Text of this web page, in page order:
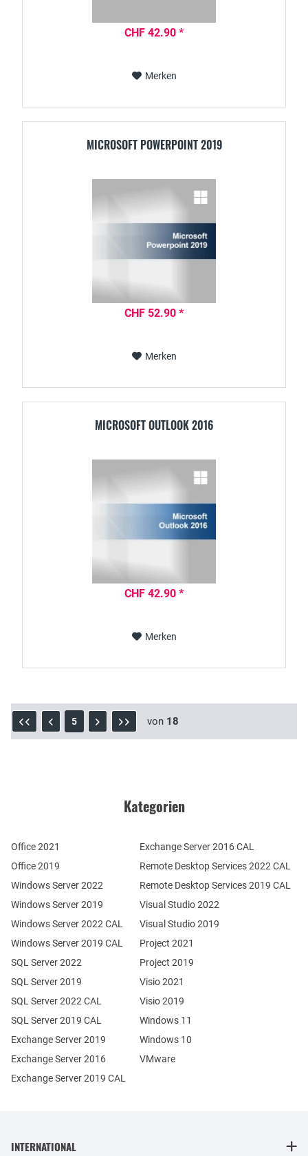
CHF 42.90 *
Merken
MICROSOFT POWERPOINT 2019
CHF 52.90 *
Merken
MICROSOFT OUTLOOK 2016
CHF 42.90 *
Merken
5 von 18
Kategorien
Office 2021
Office 2019
Windows Server 2022
Windows Server 2019
Exchange Server 2019
Exchange Server 2016
SQL Server 2022
SQL Server 2019
Windows Server 2022 CAL
Windows Server 2019 CAL
SQL Server 2022 CAL
SQL Server 2019 CAL
Remote Desktop Services 2022 CAL
Remote Desktop Services 2019 CAL
Exchange Server 2019 CAL
Exchange Server 2016 CAL
Visual Studio 2022
Visual Studio 2019
Project 2021
Project 2019
Visio 2021
Visio 2019
Windows 11
Windows 10
VMware
INTERNATIONAL